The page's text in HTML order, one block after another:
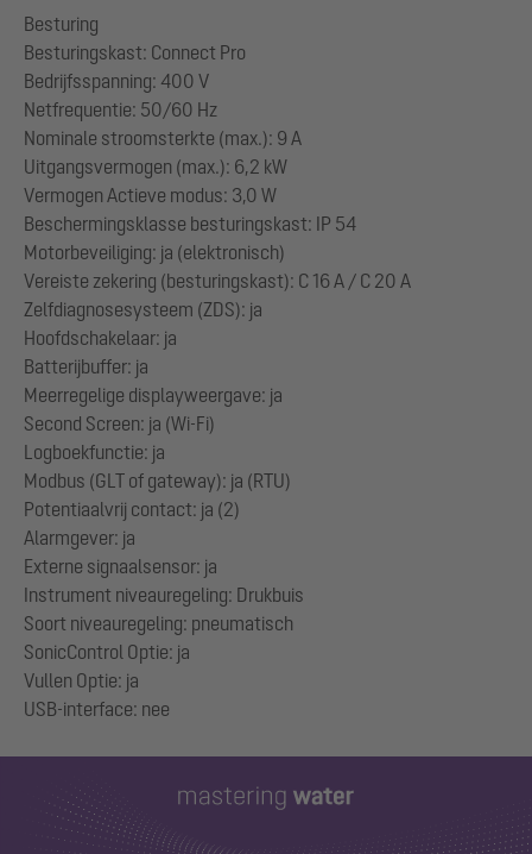
Besturing
Besturingskast: Connect Pro
Bedrijfsspanning: 400 V
Netfrequentie: 50/60 Hz
Nominale stroomsterkte (max.): 9 A
Uitgangsvermogen (max.): 6,2 kW
Vermogen Actieve modus: 3,0 W
Beschermingsklasse besturingskast: IP 54
Motorbeveiliging: ja (elektronisch)
Vereiste zekering (besturingskast): C 16 A / C 20 A
Zelfdiagnosesysteem (ZDS): ja
Hoofdschakelaar: ja
Batterijbuffer: ja
Meerregelige displayweergave: ja
Second Screen: ja (Wi-Fi)
Logboekfunctie: ja
Modbus (GLT of gateway): ja (RTU)
Potentiaalvrij contact: ja (2)
Alarmgever: ja
Externe signaalsensor: ja
Instrument niveauregeling: Drukbuis
Soort niveauregeling: pneumatisch
SonicControl Optie: ja
Vullen Optie: ja